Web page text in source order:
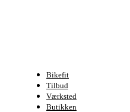
Bikefit
Tilbud
Værksted
Butikken